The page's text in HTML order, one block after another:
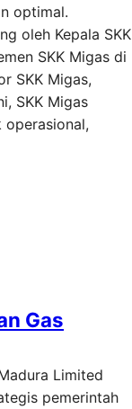
optimal.
oleh Kepala SKK
SKK Migas di
SKK Migas,
SKK Migas
operasional,
Gas
Limited
pemerintah